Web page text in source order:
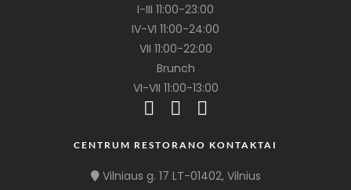
I-III 11:00-23:00
IV-VI 11:00-24:00
VII 11:00-22:00
Brunch
VI-VII 11:00-13:00
CENTRUM RESTORANO KONTAKTAI
Vilniaus g. 17 LT-01402, Vilnius